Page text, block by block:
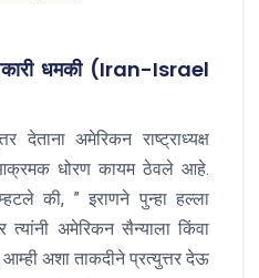
धमकी (Iran-Israel
देताना अमेरिकन राष्ट्राध्यक्ष
धोरण कायम ठेवले आहे.
की, ” इराणने पुन्हा हल्ला
अमेरिकन सैन्याला किंवा
आम्ही अशा ताकदीने प्रत्युत्तर देऊ